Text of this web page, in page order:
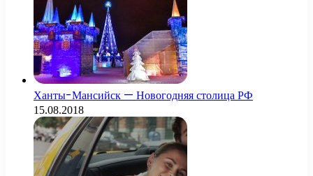
Ханты-Мансийск — Новогодняя столица РФ
15.08.2018